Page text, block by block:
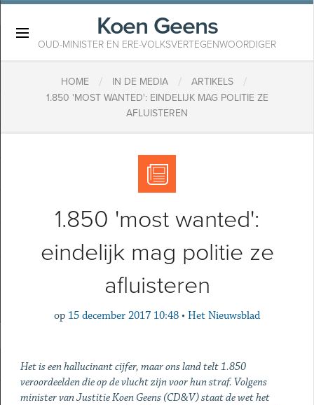
Koen Geens
OUD-MINISTER EN ERE-VOLKSVERTEGENWOORDIGER
HOME / IN DE MEDIA / ARTIKELS /
​1.850 'MOST WANTED': EINDELIJK MAG POLITIE ZE
AFLUISTEREN
​1.850 'most wanted':
eindelijk mag politie ze
afluisteren
op 15 december 2017 10:48 • Het Nieuwsblad
Het is een hallucinant cijfer, maar ons land telt 1.850
veroordeelden die op de vlucht zijn voor hun straf. Volgens
minister van Justitie Koen Geens (CD&V) staat de wet het